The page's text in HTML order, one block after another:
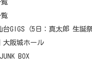
覧
覧
GIGS（5日：真太郎 生誕祭
大阪城ホール
BOX